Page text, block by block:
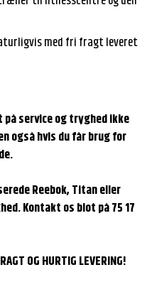
med fri fragt leveret
service og tryghed ikke
også hvis du får brug for
Reebok, Titan eller
Kontakt os blot på 75 17
OG HURTIG LEVERING!